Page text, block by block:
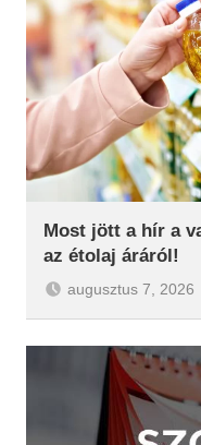
Most jött a hír a
az étolaj áráról!
augusztus 7, 2026